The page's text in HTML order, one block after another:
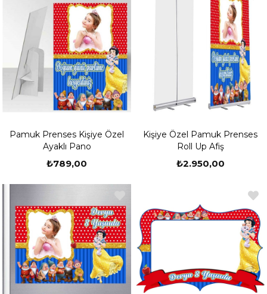
Pamuk Prenses Kişiye Özel
Ayaklı Pano
₺789,00
Kişiye Özel Pamuk Prenses
Roll Up Afiş
₺2.950,00